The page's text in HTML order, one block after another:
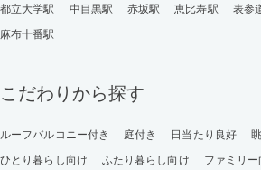
都立大学駅
中目黒駅 赤坂駅 恵比寿駅 表参
麻布十番駅
こだわりから探す
ルーフバルコニー付き 庭付き 日当たり良好
ひとり暮らし向け
ふたり暮らし向け ファミリー